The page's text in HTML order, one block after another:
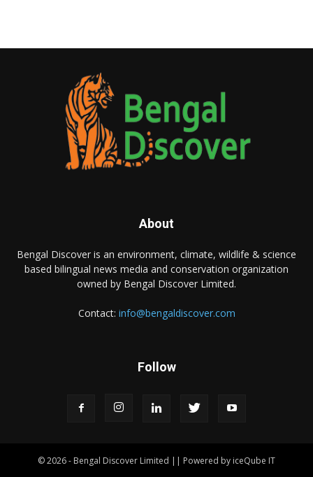
About
Bengal Discover is an environment, climate, wildlife & science
based bilingual news media and conservation organization
owned by Bengal Discover Limited.
Contact: info@bengaldiscover.com
Follow
© 2026 - Bengal Discover Limited || Powered by iceQube IT